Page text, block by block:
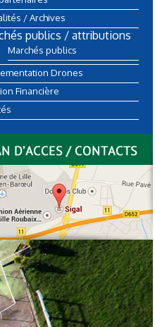
/ Archives
publics / attributions
Marchés publics
Drones
Financière